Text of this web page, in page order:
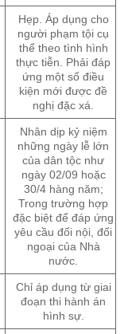
Hẹp. Áp dụng cho
người phạm tội cụ
thể theo tình hình
thực tiễn. Phải đáp
ứng một số điều
kiện mới được đề
nghị đặc xá.
Nhân dịp kỷ niệm
những ngày lễ lớn
của dân tộc như
ngày 02/09 hoặc
30/4 hàng năm;
Trong trường hợp
đặc biệt để đáp ứng
yêu cầu đối nội, đối
ngoại của Nhà
nước.
Chỉ áp dụng từ giai
đoạn thi hành án
hình sự.